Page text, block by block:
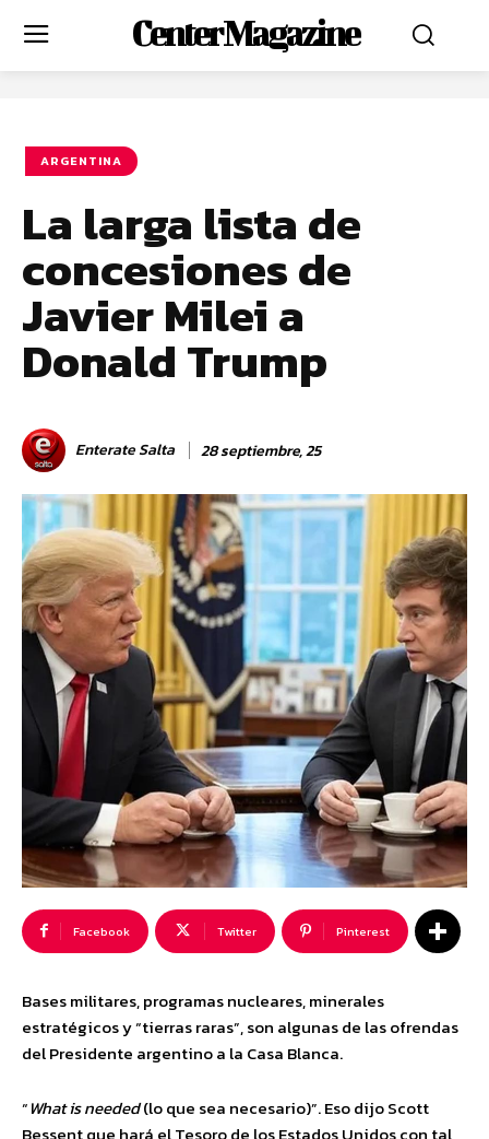
Center Magazine
ARGENTINA
La larga lista de
concesiones de
Javier Milei a
Donald Trump
Enterate Salta 28 septiembre, 25
Facebook Twitter Pinterest
Bases militares, programas nucleares, minerales
estratégicos y “tierras raras”, son algunas de las ofrendas
del Presidente argentino a la Casa Blanca.
“What is needed(lo que sea necesario)”. Eso dijo Scott